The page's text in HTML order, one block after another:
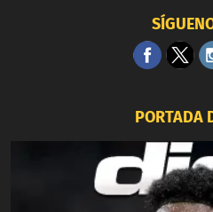
PORTADA